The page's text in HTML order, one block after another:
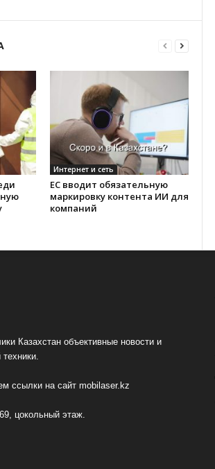
Интернет и сеть
ЕС вводит обязательную
маркировку контента ИИ для
компаний
Казахстан объективные новости и
ссылки на сайт mobilaser.kz
цокольный этаж.